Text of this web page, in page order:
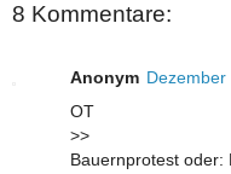
8 Kommentare:
Anonym Dezember
OT
>>
Bauernprotest oder: